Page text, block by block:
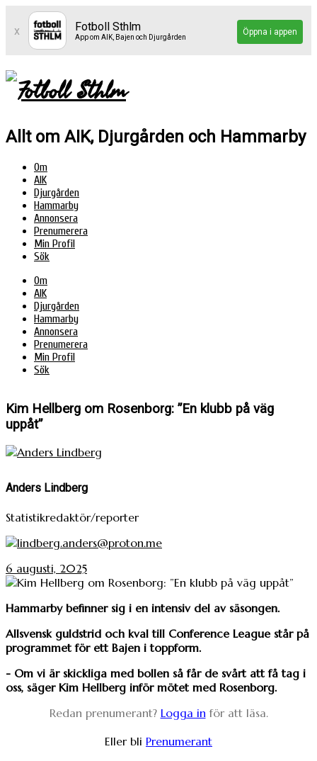
x Fotboll Sthlm
App om AIK, Bajen och Djurgården
Öppna i appen
Allt om AIK, Djurgården och Hammarby
Om
AIK
Djurgården
Hammarby
Annonsera
Prenumerera
Min Profil
Sök
Om
AIK
Djurgården
Hammarby
Annonsera
Prenumerera
Min Profil
Sök
Kim Hellberg om Rosenborg: ”En klubb på väg
uppåt”
Anders Lindberg
Statistikredaktör/reporter
lindberg.anders@proton.me
6 augusti, 2025
Hammarby befinner sig i en intensiv del av säsongen.
Allsvensk guldstrid och kval till Conference League står på
programmet för ett Bajen i toppform.
- Om vi är skickliga med bollen så får de svårt att få tag i
oss, säger Kim Hellberg inför mötet med Rosenborg.
Redan prenumerant? Logga in för att läsa.
Eller bli Prenumerant